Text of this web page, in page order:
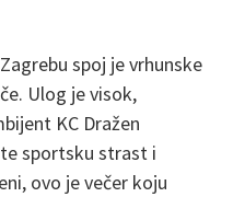
spoj je vrhunske
Ulog je visok,
KC Dražen
sportsku strast i
ovo je večer koju